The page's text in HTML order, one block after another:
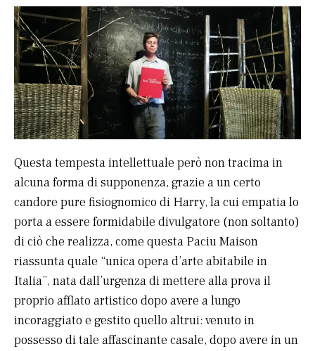
Questa tempesta intellettuale però non tracima in
alcuna forma di supponenza, grazie a un certo
candore pure fisiognomico di Harry, la cui empatia lo
porta a essere formidabile divulgatore (non soltanto)
di ciò che realizza, come questa Paciu Maison
riassunta quale “unica opera d’arte abitabile in
Italia”, nata dall’urgenza di mettere alla prova il
proprio afflato artistico dopo avere a lungo
incoraggiato e gestito quello altrui: venuto in
possesso di tale affascinante casale, dopo avere in un